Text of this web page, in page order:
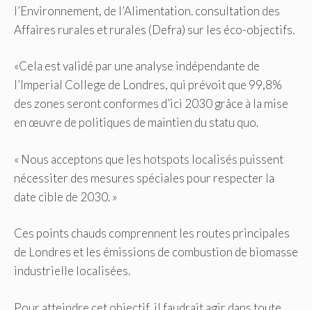
l’Environnement, de l’Alimentation. consultation des
Affaires rurales et rurales (Defra) sur les éco-objectifs.
«Cela est validé par une analyse indépendante de
l’Imperial College de Londres, qui prévoit que 99,8%
des zones seront conformes d’ici 2030 grâce à la mise
en œuvre de politiques de maintien du statu quo.
« Nous acceptons que les hotspots localisés puissent
nécessiter des mesures spéciales pour respecter la
date cible de 2030. »
Ces points chauds comprennent les routes principales
de Londres et les émissions de combustion de biomasse
industrielle localisées.